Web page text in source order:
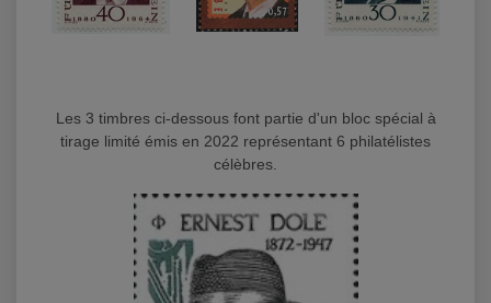
Les 3 timbres ci-dessous font partie d'un bloc spécial à
tirage limité émis en 2022 représentant 6 philatélistes
célèbres.